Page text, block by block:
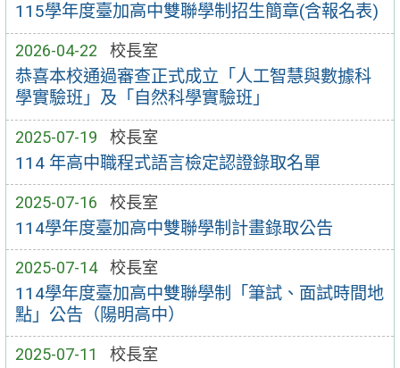
115學年度臺加高中雙聯學制招生簡章(含報名表)
2026-04-22 校長室
恭喜本校通過審查正式成立「人工智慧與數據科
學實驗班」及「自然科學實驗班」
2025-07-19 校長室
114 年高中職程式語言檢定認證錄取名單
2025-07-16 校長室
114學年度臺加高中雙聯學制計畫錄取公告
2025-07-14 校長室
114學年度臺加高中雙聯學制「筆試、面試時間地
點」公告（陽明高中）
2025-07-11 校長室